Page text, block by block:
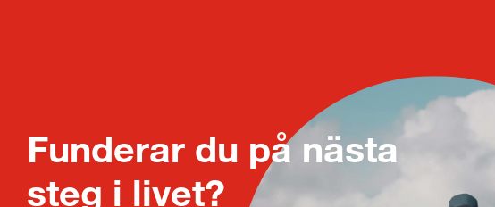
Funderar du på nästa
steg i livet?